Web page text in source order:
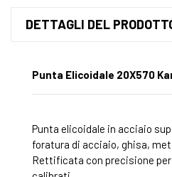
DETTAGLI DEL
Punta Elicoidale 20X570
Punta elicoidale in acciaio
foratura di acciaio, ghisa,
Rettificata con precisione